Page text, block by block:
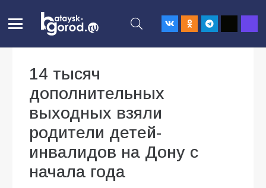
14 тысяч
дополнительных
выходных взяли
родители детей-
инвалидов на Дону с
начала года